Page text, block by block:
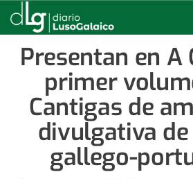
Presentan en A
primer
Cantigas de
divulgativa
gallego-